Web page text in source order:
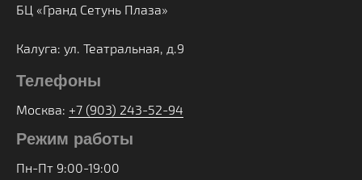
БЦ «Гранд Сетунь Плаза»
Калуга: ул. Театральная, д.9
Телефоны
Москва: +7 (903) 243-52-94
Режим работы
Пн-Пт 9:00-19:00